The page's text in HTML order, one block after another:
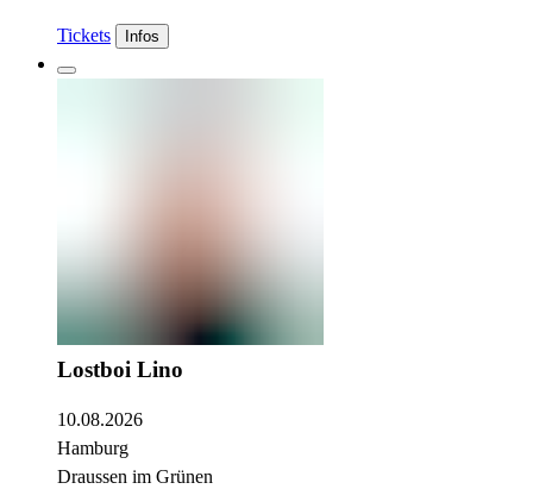
Tickets Infos
Lostboi Lino
10.08.2026
Hamburg
Draussen im Grünen